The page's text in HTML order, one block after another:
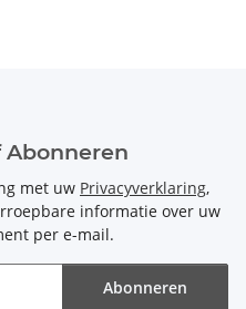
met uw Privacyverklaring,
informatie over uw
per e-mail.
Abonneren